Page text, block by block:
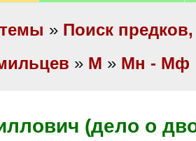
» Поиск
» М » Мн - Мф
(дело о